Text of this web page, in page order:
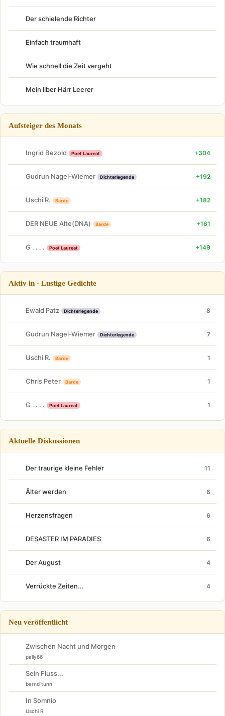
Der schielende Richter
Einfach traumhaft
Wie schnell die Zeit vergeht
Mein liber Härr Leerer
Aufsteiger des Monats
Ingrid Bezold Poet Laureat +304
Gudrun Nagel-Wiemer Dichterlegende +192
Uschi R. Barde +182
DER NEUE Alte(DNA) Barde +161
G . . . . Poet Laureat +149
Aktiv in · Lustige Gedichte
Ewald Patz Dichterlegende 8
Gudrun Nagel-Wiemer Dichterlegende 7
Uschi R. Barde 1
Chris Peter Barde 1
G . . . . Poet Laureat 1
Aktuelle Diskussionen
Der traurige kleine Fehler 11
Älter werden 6
Herzensfragen 6
DESASTER IM PARADIES 6
Der August 4
Verrückte Zeiten... 4
Neu veröffentlicht
Zwischen Nacht und Morgen
pally66
Sein Fluss...
bernd tunn
In Somnio
Uschi R.